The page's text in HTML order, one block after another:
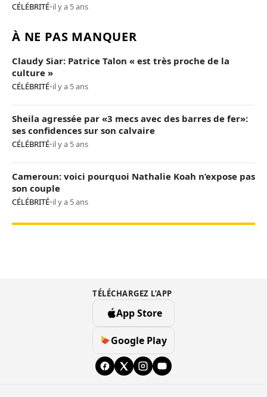
CÉLÉBRITÉ•il y a 5 ans
À NE PAS MANQUER
Claudy Siar: Patrice Talon « est très proche de la
culture »
CÉLÉBRITÉ•il y a 5 ans
Sheila agressée par «3 mecs avec des barres de fer»:
ses confidences sur son calvaire
CÉLÉBRITÉ•il y a 5 ans
Cameroun: voici pourquoi Nathalie Koah n’expose pas
son couple
CÉLÉBRITÉ•il y a 5 ans
TÉLÉCHARGEZ L’APP
App Store
Google Play